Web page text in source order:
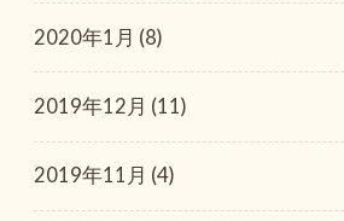
2020年1月 (8)
2019年12月 (11)
2019年11月 (4)